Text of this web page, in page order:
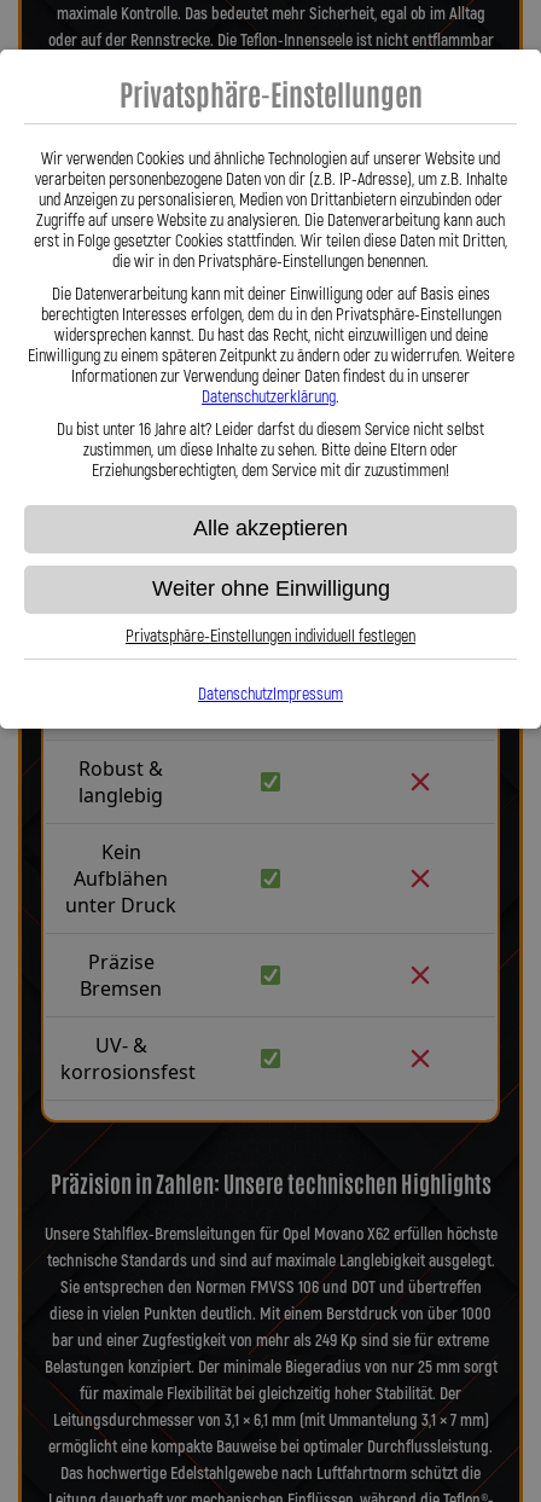
Stahlflex vs. Gummi
Stahlflex
Robust &
langlebig
Kein
Aufblähen
unter Druck
Präzise
Bremsen
UV- &
korrosionsfest
maximale Kontrolle. Das bedeutet mehr Sicherheit, egal ob im Alltag
oder auf der Rennstrecke. Die Teflon-Innenseele ist nicht entflammbar
Leitungen nahezu wartungsfrei und unempfindlich gegenüber äußeren
Einflüssen macht. Es schützt zuverlässig vor Marderbissen, Witterung
und Beschädigungen – ein regelmäßiger Austausch wie bei
Gummileitungen ist nicht mehr nötig. Das spart Kosten und vermittelt
dauerhaft ein sicheres Gefühl beim Fahren. Unsere ausjustierbaren,
verdrehbaren Anschlüsse ermöglichen eine drallfreie und
spannungsfreie Verlegung. Ob Sonderanfertigung oder anbaufertiges
den Stahlflex-Bremsleitungen von Lothar Spiegler Kfz-Leitungen GmbH
entscheiden Sie sich für echte deutsche Qualität, höchste Sicherheit
und ein Produkt, das hält, was es verspricht.
Hier zu unserem Video „Stahlflex vs. Gummi“
Präzision in Zahlen: Unsere technischen Highlights
Unsere Stahlflex-Bremsleitungen für Opel Movano X62 erfüllen höchste
technische Standards und sind auf maximale Langlebigkeit ausgelegt.
Sie entsprechen den Normen FMVSS 106 und DOT und übertreffen
diese in vielen Punkten deutlich. Mit einem Berstdruck von über 1000
bar und einer Zugfestigkeit von mehr als 249 Kp sind sie für extreme
Belastungen konzipiert. Der minimale Biegeradius von nur 25 mm sorgt
für maximale Flexibilität bei gleichzeitig hoher Stabilität. Der
Leitungsdurchmesser von 3,1 × 6,1 mm (mit Ummantelung 3,1 × 7 mm)
ermöglicht eine kompakte Bauweise bei optimaler Durchflussleistung.
Das hochwertige Edelstahlgewebe nach Luftfahrtnorm schützt die
Privatsphäre-Einstellungen
Wir verwenden Cookies und ähnliche Technologien auf unserer Website und
verarbeiten personenbezogene Daten von dir (z.B. IP-Adresse), um z.B. Inhalte
und Anzeigen zu personalisieren, Medien von Drittanbietern einzubinden oder
Zugriffe auf unsere Website zu analysieren. Die Datenverarbeitung kann auch
erst in Folge gesetzter Cookies stattfinden. Wir teilen diese Daten mit Dritten,
die wir in den Privatsphäre-Einstellungen benennen.
Die Datenverarbeitung kann mit deiner Einwilligung oder auf Basis eines
berechtigten Interesses erfolgen, dem du in den Privatsphäre-Einstellungen
widersprechen kannst. Du hast das Recht, nicht einzuwilligen und deine
Einwilligung zu einem späteren Zeitpunkt zu ändern oder zu widerrufen. Weitere
Informationen zur Verwendung deiner Daten findest du in unserer
Datenschutzerklärung.
Du bist unter 16 Jahre alt? Leider darfst du diesem Service nicht selbst
zustimmen, um diese Inhalte zu sehen. Bitte deine Eltern oder
Erziehungsberechtigten, dem Service mit dir zuzustimmen!
Alle akzeptieren
Weiter ohne Einwilligung
Privatsphäre-Einstellungen individuell festlegen
DatenschutzImpressum